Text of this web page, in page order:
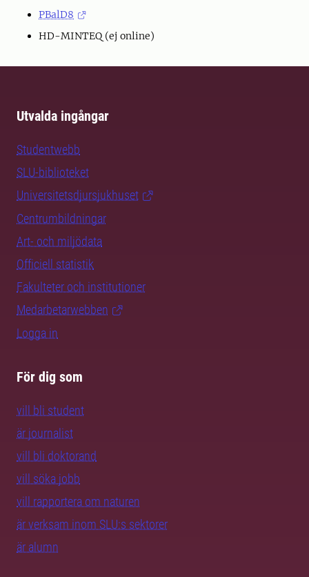
PBalD8
HD-MINTEQ (ej online)
Utvalda ingångar
Studentwebb
SLU-biblioteket
Universitetsdjursjukhuset
Centrumbildningar
Art- och miljödata
Officiell statistik
Fakulteter och institutioner
Medarbetarwebben
Logga in
För dig som
vill bli student
är journalist
vill bli doktorand
vill söka jobb
vill rapportera om naturen
är verksam inom SLU:s sektorer
är alumn